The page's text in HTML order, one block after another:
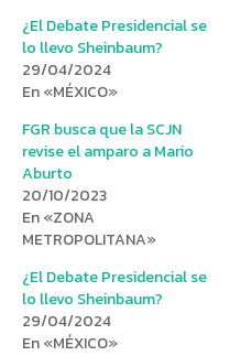
¿El Debate Presidencial se
lo llevo Sheinbaum?
29/04/2024
En «MÉXICO»
FGR busca que la SCJN
revise el amparo a Mario
Aburto
20/10/2023
En «ZONA
METROPOLITANA»
¿El Debate Presidencial se
lo llevo Sheinbaum?
29/04/2024
En «MÉXICO»